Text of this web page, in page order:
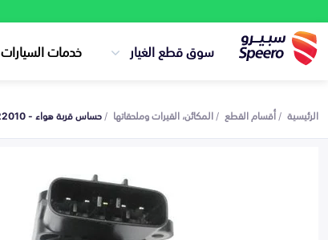
سوق قطع الغيار خدمات السيارات
الرئيسية أقسام القطع المكائن، القيرات وملحقاتها حساس قربة هواء - 2220422010